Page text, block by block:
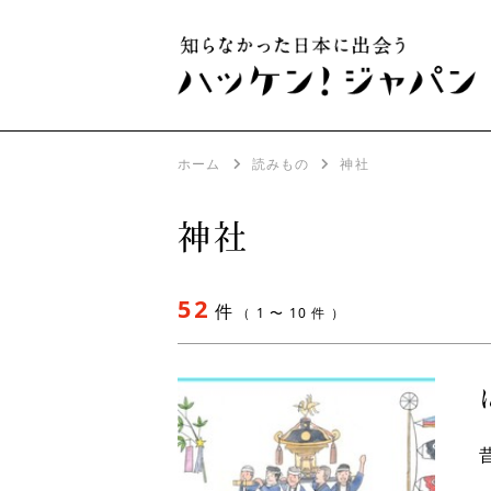
ホーム 読みもの 神社
神社
52 件 （ 1 〜 10 件 ）